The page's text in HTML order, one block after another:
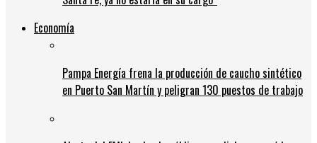
Economía
Pampa Energía frena la producción de caucho sintético
en Puerto San Martín y peligran 130 puestos de trabajo